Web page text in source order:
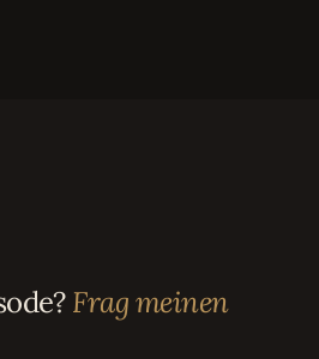
Frag meinen